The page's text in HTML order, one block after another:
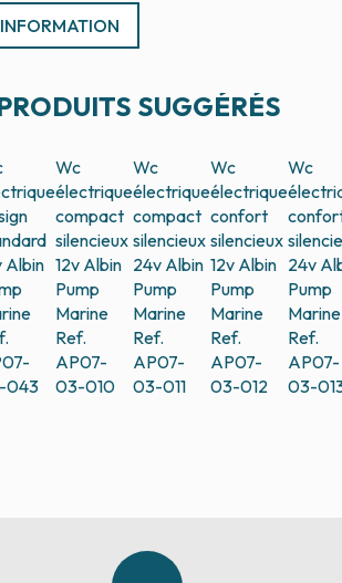
SUGGÉRÉS
Albin
043
Wc
électrique
compact
silencieux
12v Albin
Pump
Marine
Ref.
AP07-
03-010
Wc
électrique
compact
silencieux
24v Albin
Pump
Marine
Ref.
AP07-
03-011
Wc
électrique
confort
silencieux
12v Albin
Pump
Marine
Ref.
AP07-
03-012
Wc
24v
Pump
Marine
Ref.
AP07-
03-